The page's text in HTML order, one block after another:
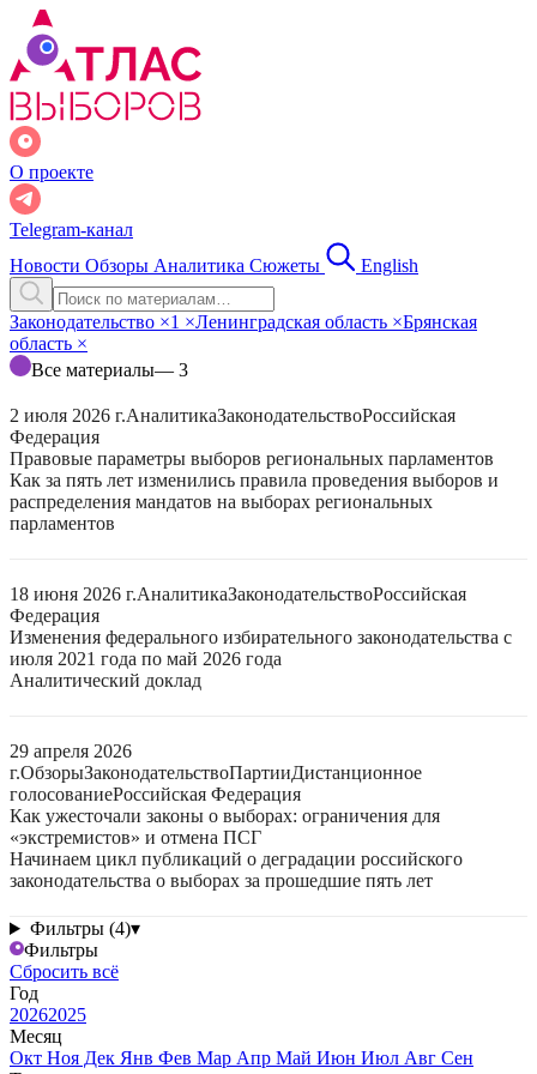
О проекте
Telegram-канал
Новости Обзоры Аналитика Сюжеты English
Законодательство ×1 ×Ленинградская область ×Брянская
область ×
Все материалы— 3
2 июля 2026 г.АналитикаЗаконодательствоРоссийская
Федерация
Правовые параметры выборов региональных парламентов
Как за пять лет изменились правила проведения выборов и
распределения мандатов на выборах региональных
парламентов
18 июня 2026 г.АналитикаЗаконодательствоРоссийская
Федерация
Изменения федерального избирательного законодательства с
июля 2021 года по май 2026 года
Аналитический доклад
29 апреля 2026
г.ОбзорыЗаконодательствоПартииДистанционное
голосованиеРоссийская Федерация
Как ужесточали законы о выборах: ограничения для
«экстремистов» и отмена ПСГ
Начинаем цикл публикаций о деградации российского
законодательства о выборах за прошедшие пять лет
Фильтры (4)▾
Фильтры
Сбросить всё
Год
20262025
Месяц
Окт Ноя Дек Янв Фев Мар Апр Май Июн Июл Авг Сен